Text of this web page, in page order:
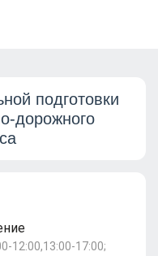
подготовки
дорожного
12:00,13:00-17:00;